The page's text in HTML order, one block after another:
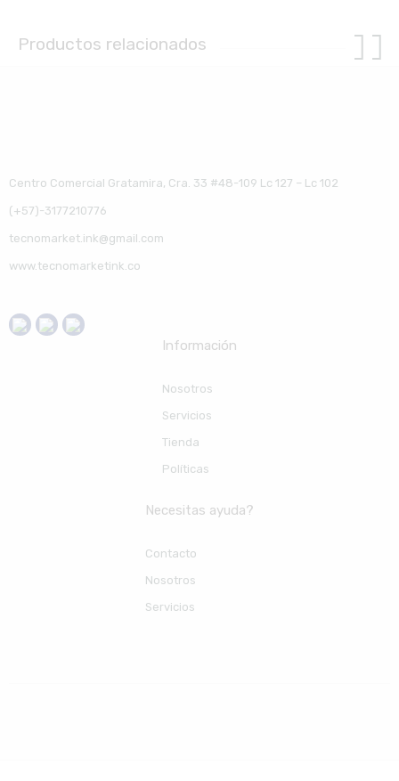
Productos relacionados
Centro Comercial Gratamira, Cra. 33 #48-109 Lc 127 – Lc 102
(+57)-3177210776
tecnomarket.ink@gmail.com
www.tecnomarketink.co
Información
Nosotros
Servicios
Tienda
Políticas
Necesitas ayuda?
Contacto
Nosotros
Servicios